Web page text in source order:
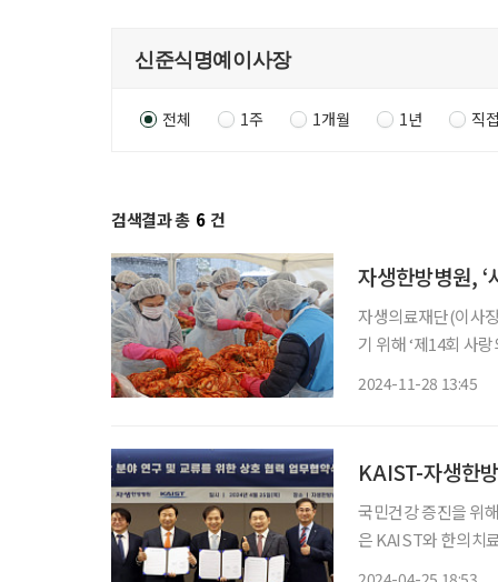
전체 1주 1개월 1년 직
검색결과 총 6 건
자생한방병원, ‘
자생의료재단(이사
기 위해 ‘제14회 사랑의 김장김
2024-11-28 13:45
KAIST-자생한
국민건강 증진을 위
은 KAIST와 한의치